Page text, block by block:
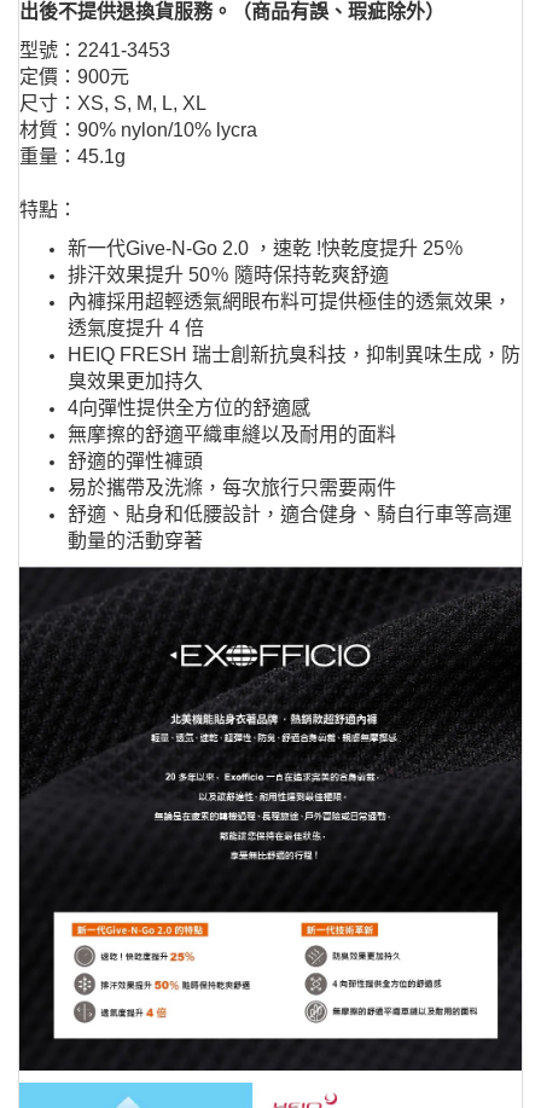
出後不提供退換貨服務。（商品有誤、瑕疵除外）
型號：2241-3453
定價：900元
尺寸：XS, S, M, L, XL
材質：90% nylon/10% lycra
重量：45.1g
特點：
新一代Give-N-Go 2.0 ，速乾 !快乾度提升 25％
排汗效果提升 50％ 隨時保持乾爽舒適
內褲採用超輕透氣網眼布料可提供極佳的透氣效果，
透氣度提升 4 倍
HEIQ FRESH 瑞士創新抗臭科技，抑制異味生成，防
臭效果更加持久
4向彈性提供全方位的舒適感
無摩擦的舒適平織車縫以及耐用的面料
舒適的彈性褲頭
易於攜帶及洗滌，每次旅行只需要兩件
舒適、貼身和低腰設計，適合健身、騎自行車等高運
動量的活動穿著